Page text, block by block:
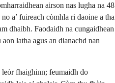
airson nas lugha na 48
a’ fuireach còmhla ri daoine a tha
dhaibh. Faodaidh na cungaidhean
latha agus an dianachd nan
fhaighinn; feumaidh do